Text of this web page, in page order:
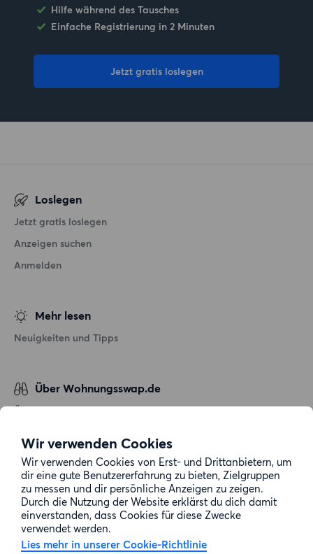
Wir verwenden Cookies
Wir verwenden Cookies von Erst- und Drittanbietern, um
dir eine gute Benutzererfahrung zu bieten, Zielgruppen
zu messen und dir persönliche Anzeigen zu zeigen.
Durch die Nutzung der Website erklärst du dich damit
einverstanden, dass Cookies für diese Zwecke
verwendet werden.
Lies mehr in unserer Cookie-Richtlinie
Hilfe während des Tausches
Einfache Registrierung in 2 Minuten
Jetzt gratis loslegen
Loslegen
Jetzt gratis loslegen
Anzeigen suchen
Anmelden
Mehr lesen
Neuigkeiten und Tipps
Über Wohnungsswap.de
Über uns
Datenschutz
Cookie-Richtlinie
Sitemap